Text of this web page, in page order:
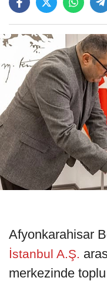
Afyonkarahisar
İstanbul A.Ş.
merkezinde